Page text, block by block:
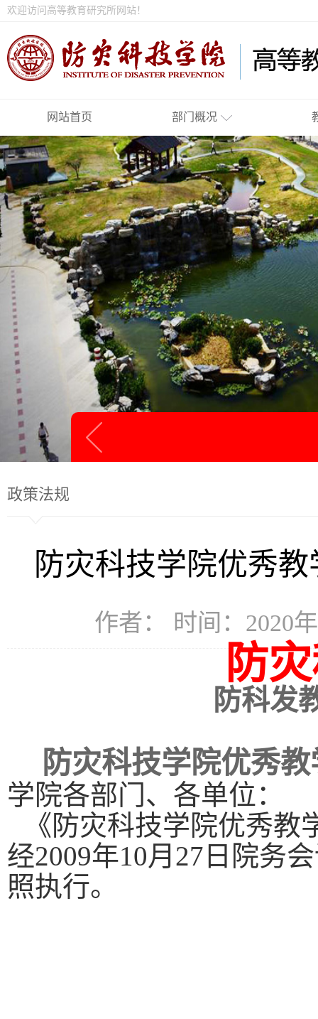
欢迎访问高等教育研究所网站！
网站首页 部门概况
政策法规
防灾科技学院优秀
作者： 时间：2020
防
防科发
防灾科技学院优秀
学院各部门、各单位：
《防灾科技学院优秀
经2009年10月27日院务
照执行。